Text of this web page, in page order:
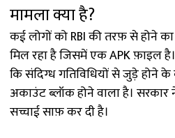
मामला क्या है?
कई लोगों को RBI की तरफ़ से होने
मिल रहा है जिसमें एक APK फ़ाइल
कि संदिग्ध गतिविधियों से जुड़े होने
अकाउंट ब्लॉक होने वाला है।
सच्चाई साफ़ कर दी है।